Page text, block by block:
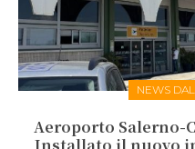
NEWS
Aeroporto Salerno-
Installato il nuovo